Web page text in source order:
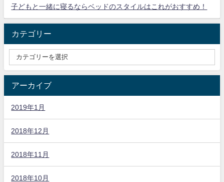
子どもと一緒に寝るならベッドのスタイルはこれがおすすめ！
カテゴリー
アーカイブ
2019年1月
2018年12月
2018年11月
2018年10月